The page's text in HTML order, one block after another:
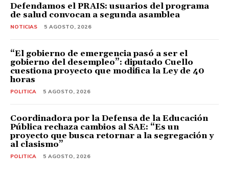
Defendamos el PRAIS: usuarios del programa
de salud convocan a segunda asamblea
NOTICIAS 5 AGOSTO, 2026
“El gobierno de emergencia pasó a ser el
gobierno del desempleo”: diputado Cuello
cuestiona proyecto que modifica la Ley de 40
horas
POLITICA 5 AGOSTO, 2026
Coordinadora por la Defensa de la Educación
Pública rechaza cambios al SAE: “Es un
proyecto que busca retornar a la segregación y
al clasismo”
POLITICA 5 AGOSTO, 2026